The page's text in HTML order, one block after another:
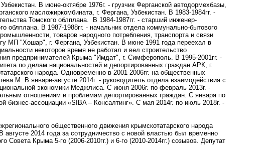
В июне-октябре 1976г. - грузчик Ферганской автодормехбазы,
масложиркомбината, г. Фергана, Узбекистан. В 1983-1984гг. -
Томского облплана. В 1984-1987гг. - старший инженер-
облплана. В 1987-1988гг. - начальник отдела коммунально-бытового
товаров народного потребления, транспорта и связи
МП "Хошар", г. Фергана, Узбекистан.
В июне 1991 года переехал в
некоторое время не работал и вел строительство
предпринимателей Крыма "Имдат", г. Симферополь. В 1995-2001гг. -
по делам национальностей и депортированных граждан АРК, г.
народа. Одновременно в 2001-2006гг. на общественных
М.
В январе-августе 2014г. - руководитель отдела взаимодействия с
экономики Меджлиса С июня 2006г. по февраль 2013г. -
отношениям и проблемам депортированных граждан. С января по
бизнес-ассоциации «SIBA – Консалтинг». С мая 2014г. по июль 2018г. -
общественного движения крымскотатарского народа
В августе 2014 года за сотрудничество с новой властью был временно
Совета Крыма 5-го (2006-2010гг.) и 6-го (2010-2014гг.) созывов. Депутат